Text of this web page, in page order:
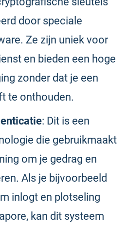
door speciale
Ze zijn uniek voor
en bieden een hoge
zonder dat je een
te onthouden.
: Dit is een
die gebruikmaakt
om je gedrag en
Als je bijvoorbeeld
inlogt en plotseling
kan dit systeem